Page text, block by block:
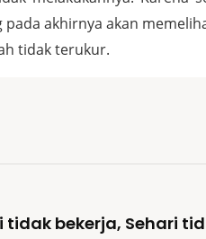
akhirnya akan
tidak terukur.
tidak bekerja, Sehari